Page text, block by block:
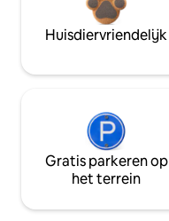
Huisdiervriendelijk
Gratis parkeren op
het terrein